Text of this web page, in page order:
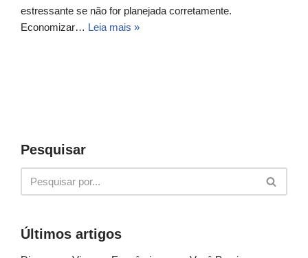
estressante se não for planejada corretamente.
Economizar… Leia mais »
Pesquisar
Últimos artigos